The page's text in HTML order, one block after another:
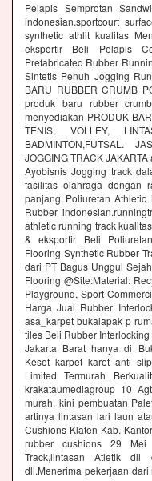
Pelapis Semprotan
indonesian.sportcourt
synthetic athlit kualitas
eksportir Beli Pelapis
Prefabricated Rubber
Sintetis Penuh Jogging
BARU RUBBER CRUMB
produk baru rubber
menyediakan PRODUK
TENIS, VOLLEY,
BADMINTON,FUTSAL.
JOGGING TRACK
Ayobisnis Jogging track
fasilitas olahraga dengan
panjang Poliuretan Athletic
Rubber
athletic running track
& eksportir Beli
Flooring Synthetic Rubber
dari PT Bagus Unggul
Flooring @Site:Material:
Playground, Sport
Harga Jual Rubber
asa_karpet bukalapak p
tiles Beli Rubber
Jakarta Barat hanya di
Keset karpet karet anti
Limited Termurah
krakataumediagroup 10
murah, kini pembuatan
artinya lintasan lari laun
Cushions Klaten Kab.
rubber cushions 29 Mei
Track,lintasan Atletik dll
dll.Menerima pekerjaan